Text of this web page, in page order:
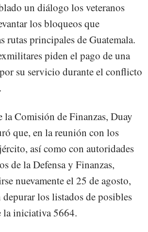
un diálogo los veteranos
los bloqueos que
rutas principales de Guatemala.
piden el pago de una
su servicio durante el conflicto
la Comisión de Finanzas, Duay
que, en la reunión con los
así como con autoridades
de la Defensa y Finanzas,
nuevamente el 25 de agosto,
depurar los listados de posibles
la iniciativa 5664.